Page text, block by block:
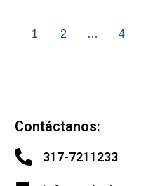
1 2 … 4
Contáctanos:
317-7211233